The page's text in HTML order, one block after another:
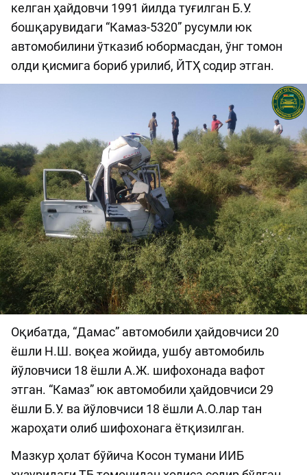
келган ҳайдовчи 1991 йилда туғилган Б.У.
бошқарувидаги “Камаз-5320” русумли юк
автомобилини ўтказиб юбормасдан, ўнг томон
олди қисмига бориб урилиб, ЙТҲ содир этган.
Оқибатда, “Дамас” автомобили ҳайдовчиси 20
ёшли Н.Ш. воқеа жойида, ушбу автомобиль
йўловчиси 18 ёшли А.Ж. шифохонада вафот
этган. “Камаз” юк автомобили ҳайдовчиси 29
ёшли Б.У. ва йўловчиси 18 ёшли А.О.лар тан
жароҳати олиб шифохонага ётқизилган.
Мазкур ҳолат бўйича Косон тумани ИИБ